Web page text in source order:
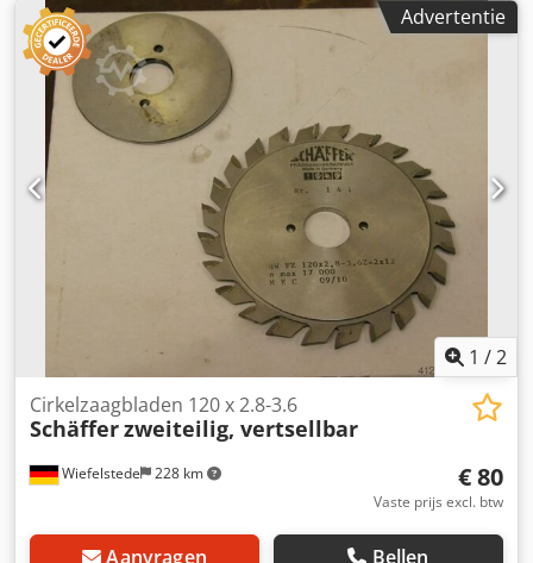
Advertentie
1 /2
Wiefelstede 228 km
Cirkelzaagbladen 120 x 2.8-3.6
Schäfferzweiteilig, vertsellbar
€ 80
Vaste prijs excl. btw
Aanvragen Bellen